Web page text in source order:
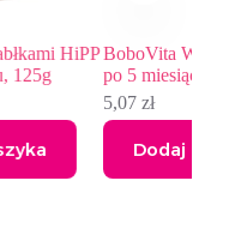
BoboVita Warzywa z
po 5 miesiącu 125 g
Dodaj do koszyka